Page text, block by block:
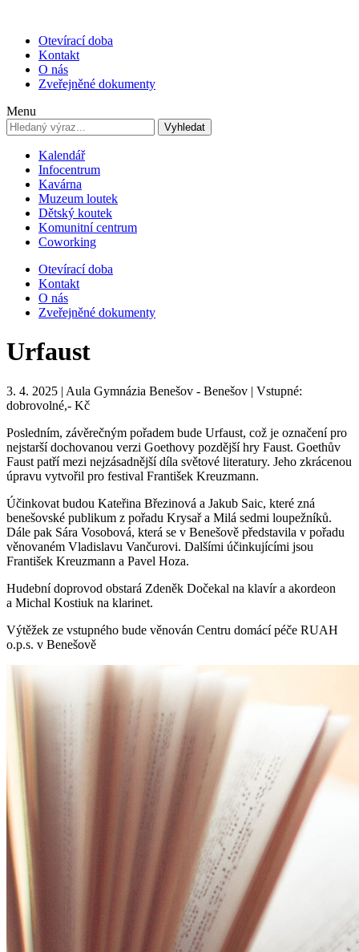
Otevírací doba
Kontakt
O nás
Zveřejněné dokumenty
Menu
Vyhledat
Kalendář
Infocentrum
Kavárna
Muzeum loutek
Dětský koutek
Komunitní centrum
Coworking
Otevírací doba
Kontakt
O nás
Zveřejněné dokumenty
Urfaust
3. 4. 2025 | Aula Gymnázia Benešov - Benešov | Vstupné:
dobrovolné,- Kč
Posledním, závěrečným pořadem bude Urfaust, což je označení pro
nejstarší dochovanou verzi Goethovy pozdější hry Faust. Goethův
Faust patří mezi nejzásadnější díla světové literatury. Jeho zkrácenou
úpravu vytvořil pro festival František Kreuzmann.
Účinkovat budou Kateřina Březinová a Jakub Saic, které zná
benešovské publikum z pořadu Krysař a Milá sedmi loupežníků.
Dále pak Sára Vosobová, která se v Benešově představila v pořadu
věnovaném Vladislavu Vančurovi. Dalšími účinkujícími jsou
František Kreuzmann a Pavel Hoza.
Hudební doprovod obstará Zdeněk Dočekal na klavír a akordeon
a Michal Kostiuk na klarinet.
Výtěžek ze vstupného bude věnován Centru domácí péče RUAH
o.p.s. v Benešově